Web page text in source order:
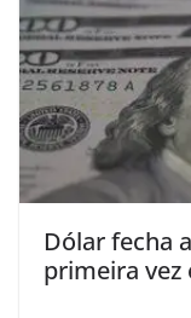
Dólar fecha
primeira vez